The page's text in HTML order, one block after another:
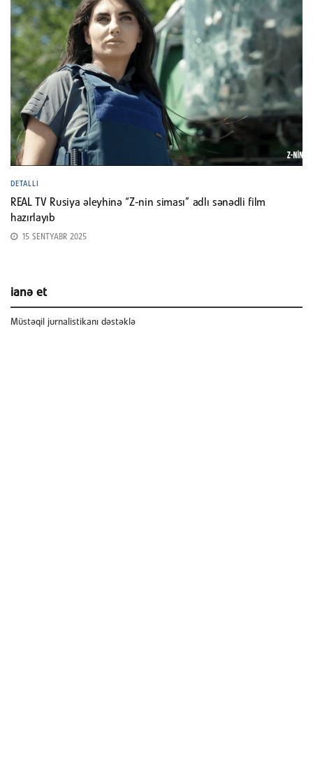
DETALLI
REAL TV Rusiya əleyhinə “Z-nin siması” adlı sənədli film
hazırlayıb
15 SENTYABR 2025
ianə et
Müstəqil jurnalistikanı dəstəklə